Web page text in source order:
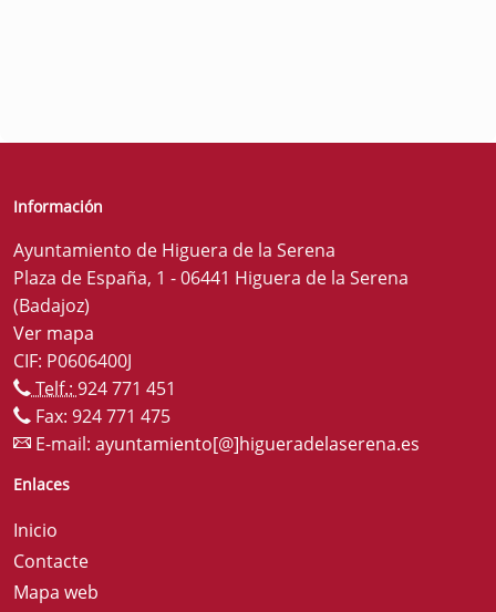
Información
Ayuntamiento de Higuera de la Serena
Plaza de España, 1 - 06441 Higuera de la Serena
(Badajoz)
Ver mapa
CIF: P0606400J
Telf.: 924 771 451
Fax: 924 771 475
E-mail: ayuntamiento[@]higueradelaserena.es
Enlaces
Inicio
Contacte
Mapa web